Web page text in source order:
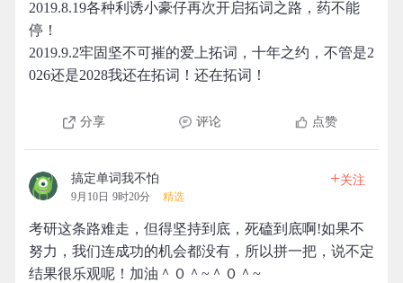
2019.8.19各种利诱小豪仔再次开启拓词之路，药不能
停！
2019.9.2牢固坚不可摧的爱上拓词，十年之约，不管是2
026还是2028我还在拓词！还在拓词！
分享 评论 点赞
搞定单词我不怕
9月10日 9时20分 精选
+关注
考研这条路难走，但得坚持到底，死磕到底啊!如果不
努力，我们连成功的机会都没有，所以拼一把，说不定
结果很乐观呢！加油＾０＾~＾０＾~